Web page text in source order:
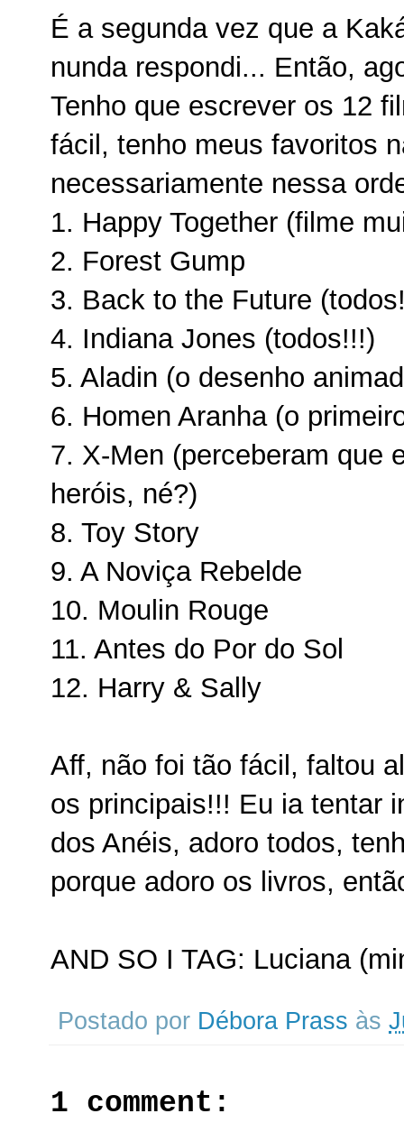
É a segunda vez que a
nunda respondi... Então,
Tenho que escrever os 12
fácil, tenho meus favoritos
necessariamente nessa
1. Happy Together (filme
2. Forest Gump
3. Back to the Future
4. Indiana Jones (todos!!!)
5. Aladin (o desenho
6. Homen Aranha (o
7. X-Men (perceberam que
heróis, né?)
8. Toy Story
9. A Noviça Rebelde
10. Moulin Rouge
11. Antes do Por do Sol
12. Harry & Sally
Aff, não foi tão fácil, faltou
os principais!!! Eu ia tentar
dos Anéis, adoro todos,
porque adoro os livros,
AND SO I TAG: Luciana
Postado por Débora Prass às
1 comment: